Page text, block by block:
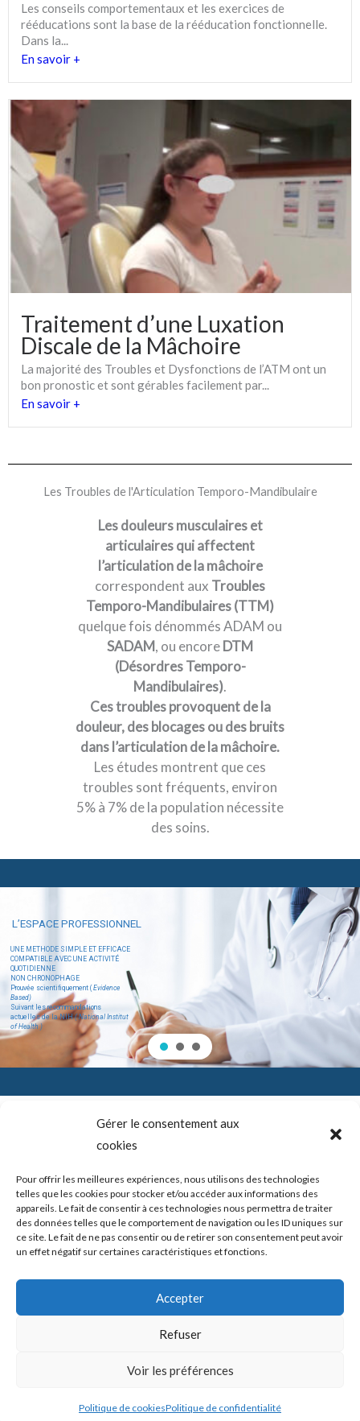
Gérer le consentement aux
cookies
Pour offrir les meilleures expériences, nous utilisons des technologies
telles que les cookies pour stocker et/ou accéder aux informations des
appareils. Le fait de consentir à ces technologies nous permettra de traiter
des données telles que le comportement de navigation ou les ID uniques sur
ce site. Le fait de ne pas consentir ou de retirer son consentement peut avoir
un effet négatif sur certaines caractéristiques et fonctions.
Accepter
Refuser
Voir les préférences
Politique de cookiesPolitique de confidentialité
Les conseils comportementaux et les exercices de
rééducations sont la base de la rééducation fonctionnelle.
Dans la...
En savoir +
Traitement d’une Luxation
Discale de la Mâchoire
La majorité des Troubles et Dysfonctions de l’ATM ont un
bon pronostic et sont gérables facilement par...
En savoir +
Les Troubles de l'Articulation Temporo-Mandibulaire
Les douleurs musculaires et
articulaires qui affectent
l’articulation de la mâchoire
correspondent aux Troubles
Temporo-Mandibulaires (TTM)
quelque fois dénommés ADAM ou
SADAM, ou encoreDTM
(Désordres Temporo-
Mandibulaires).
Ces troubles provoquent de la
douleur, des blocages ou des bruits
dans l’articulation de la mâchoire.
Les études montrent que ces
troubles sont fréquents, environ
5% à 7% de la population nécessite
des soins.
L’ESPACE PROFESSIONNEL
UNE METHODE SIMPLE ET EFFICACE
COMPATIBLE AVEC UNE ACTIVITÉ
QUOTIDIENNE
NON CHRONOPHAGE
Prouvée scientifiquement ( Evidence
Based)
Suivant les recommandations
actuelles de la NIH( National Institut
of Health )
SADAM (Syndrome Algo-Dysfonctionnel de l’Appareil
l’articulation temporo-mandibulaire) – Troubles temporo-
mandibulaires. Douleurs de l’ATM – Blocage de la mâchoire –
Bruits – Articulation de la mâchoire. Douleur mâchoire
Copyright © 2026 shortcodeATM Guide Douleurs et/ou blocages
de la mâchoire -
Politique de confidentialité
Mis en place par ATM Guide Douleurs et/ou blocages de la